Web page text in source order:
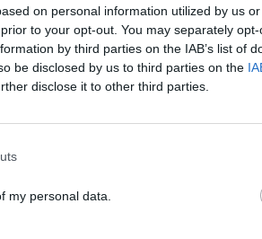
on personal information utilized by us
to your opt-out. You may separately
by third parties on the IAB’s list of
be disclosed by us to third parties on the
disclose it to other third parties.
my personal data.
οργάνωσης που εξάρθρωσε η
κακουργηματικές απάτες σε βάρος
συστηματικά στην έκδοση και
προϊόντων, έχοντας
ως πολίτες και που θα